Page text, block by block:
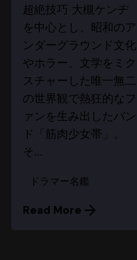
超絶技巧 大槻ケンヂ
を中心とし、昭和のア
ンダーグラウンド文化
やホラー、文学をミク
スチャーした唯一無二
の世界観で熱狂的なフ
ァンを生み出したバン
ド「筋肉少女帯」。
そ...
ドラマー名鑑
Read More